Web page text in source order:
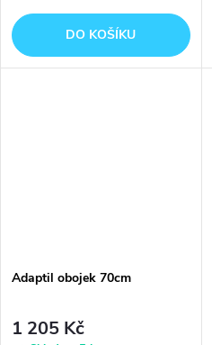
DO KOŠÍKU
Adaptil obojek 70cm
1 205 Kč